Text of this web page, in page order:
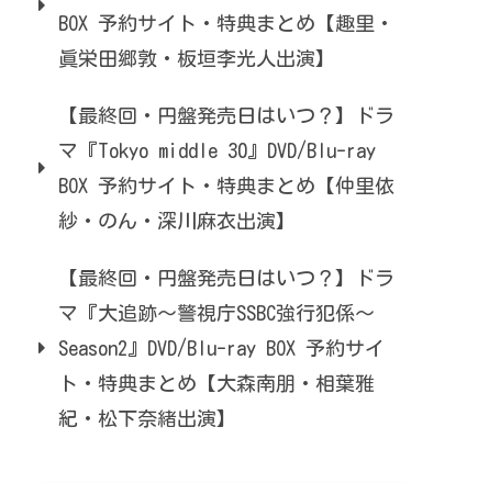
BOX 予約サイト・特典まとめ【趣里・
眞栄田郷敦・板垣李光人出演】
【最終回・円盤発売日はいつ？】ドラ
マ『Tokyo middle 30』DVD/Blu-ray
BOX 予約サイト・特典まとめ【仲里依
紗・のん・深川麻衣出演】
【最終回・円盤発売日はいつ？】ドラ
マ『大追跡～警視庁SSBC強行犯係～
Season2』DVD/Blu-ray BOX 予約サイ
ト・特典まとめ【大森南朋・相葉雅
紀・松下奈緒出演】